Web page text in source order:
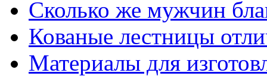
Сколько же мужчин
Кованые лестницы
Материалы для